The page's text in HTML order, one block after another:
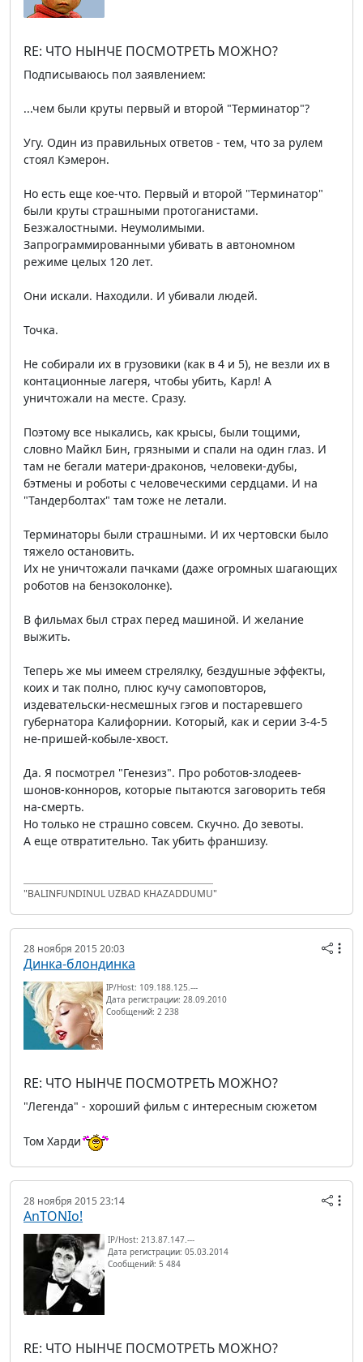
RE: ЧТО НЫНЧЕ ПОСМОТРЕТЬ МОЖНО?
Подписываюсь пол заявлением:
...чем были круты первый и второй "Терминатор"?
Угу. Один из правильных ответов - тем, что за рулем
стоял Кэмерон.
Но есть еще кое-что. Первый и второй "Терминатор"
были круты страшными протоганистами.
Безжалостными. Неумолимыми.
Запрограммированными убивать в автономном
режиме целых 120 лет.
Они искали. Находили. И убивали людей.
Точка.
Не собирали их в грузовики (как в 4 и 5), не везли их в
контационные лагеря, чтобы убить, Карл! А
уничтожали на месте. Сразу.
Поэтому все ныкались, как крысы, были тощими,
словно Майкл Бин, грязными и спали на один глаз. И
там не бегали матери-драконов, человеки-дубы,
бэтмены и роботы с человеческими сердцами. И на
"Тандерболтах" там тоже не летали.
Терминаторы были страшными. И их чертовски было
тяжело остановить.
Их не уничтожали пачками (даже огромных шагающих
роботов на бензоколонке).
В фильмах был страх перед машиной. И желание
выжить.
Теперь же мы имеем стрелялку, бездушные эффекты,
коих и так полно, плюс кучу самоповторов,
издевательски-несмешных гэгов и постаревшего
губернатора Калифорнии. Который, как и серии 3-4-5
не-пришей-кобыле-хвост.
Да. Я посмотрел "Генезиз". Про роботов-злодеев-
шонов-конноров, которые пытаются заговорить тебя
на-смерть.
Но только не страшно совсем. Скучно. До зевоты.
А еще отвратительно. Так убить франшизу.
"BALINFUNDINUL UZBAD KHAZADDUMU"
28 ноября 2015 20:03
Динка-блондинка
IP/Host: 109.188.125.---
Дата регистрации: 28.09.2010
Сообщений: 2 238
RE: ЧТО НЫНЧЕ ПОСМОТРЕТЬ МОЖНО?
"Легенда" - хороший фильм с интересным сюжетом
Том Харди
28 ноября 2015 23:14
AnTONIo!
IP/Host: 213.87.147.---
Дата регистрации: 05.03.2014
Сообщений: 5 484
RE: ЧТО НЫНЧЕ ПОСМОТРЕТЬ МОЖНО?